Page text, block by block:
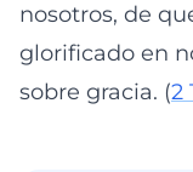
nosotros, de
glorificado en
sobre gracia. (2